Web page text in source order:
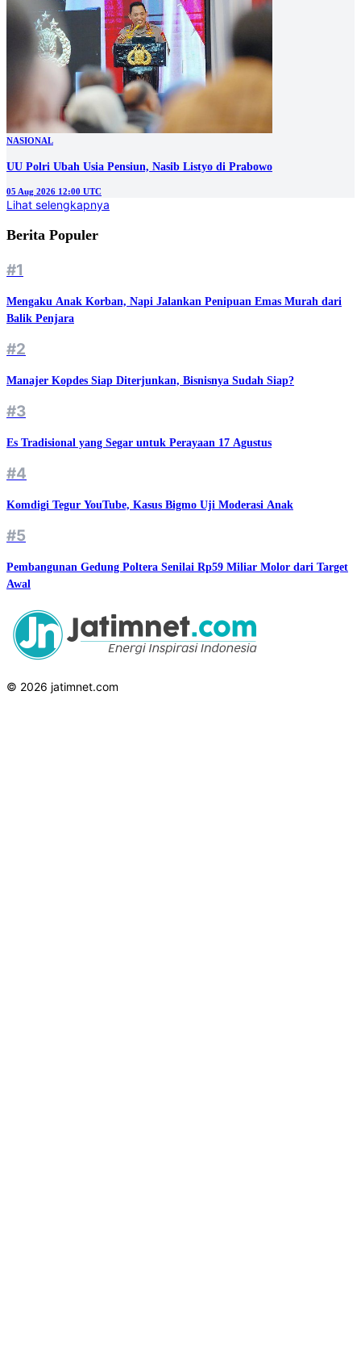
NASIONAL
UU Polri Ubah Usia Pensiun, Nasib Listyo di Prabowo
05 Aug 2026 12:00 UTC
Lihat selengkapnya
Berita Populer
#1
Mengaku Anak Korban, Napi Jalankan Penipuan Emas Murah dari
Balik Penjara
#2
Manajer Kopdes Siap Diterjunkan, Bisnisnya Sudah Siap?
#3
Es Tradisional yang Segar untuk Perayaan 17 Agustus
#4
Komdigi Tegur YouTube, Kasus Bigmo Uji Moderasi Anak
#5
Pembangunan Gedung Poltera Senilai Rp59 Miliar Molor dari Target
Awal
© 2026 jatimnet.com